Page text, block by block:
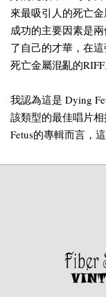
來最吸引人的死亡
成功的主要因素是
了自己的才華，在
死亡金屬混亂的RIFF
我認為這是 Dying
該類型的最佳唱片
Fetus的專輯而言，